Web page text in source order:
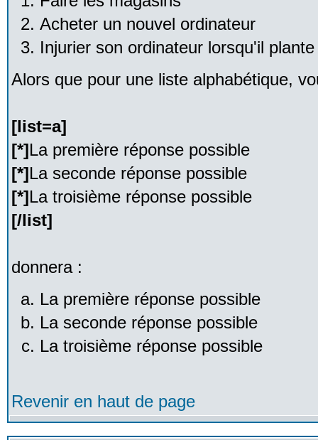
Acheter un nouvel ordinateur
Injurier son ordinateur lorsqu'il plante
Alors que pour une liste alphabétique,
[list=a]
[*]La première réponse possible
[*]La seconde réponse possible
[*]La troisième réponse possible
[/list]
donnera :
La première réponse possible
La seconde réponse possible
La troisième réponse possible
Revenir en haut de page